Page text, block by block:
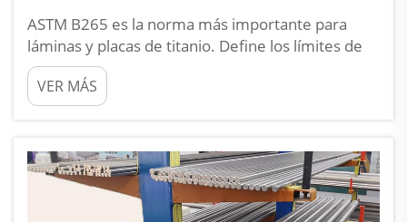
ASTM B265 es la norma más importante para
láminas y placas de titanio. Define los límites de
composición química, los requisitos de
propiedades mecánicas y las tolerancias
dimensionales para todos los grados de titanio
grados 1 a 5, 7, 9, 12 y 2...
VER MÁS